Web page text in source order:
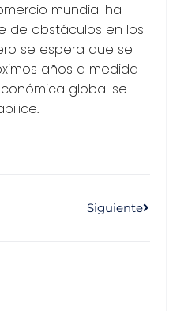
mundial ha
de obstáculos en los
se espera que se
años a medida
global se
Siguiente